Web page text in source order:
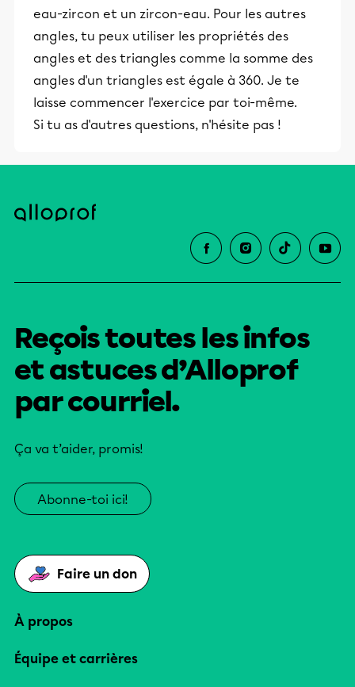
eau-zircon et un zircon-eau. Pour les autres
angles, tu peux utiliser les propriétés des
angles et des triangles comme la somme des
angles d'un triangles est égale à 360. Je te
laisse commencer l'exercice par toi-même.
Si tu as d'autres questions, n'hésite pas !
Reçois toutes les infos
et astuces d’Alloprof
par courriel.
Ça va t’aider, promis!
Abonne-toi ici!
Faire un don
À propos
Équipe et carrières